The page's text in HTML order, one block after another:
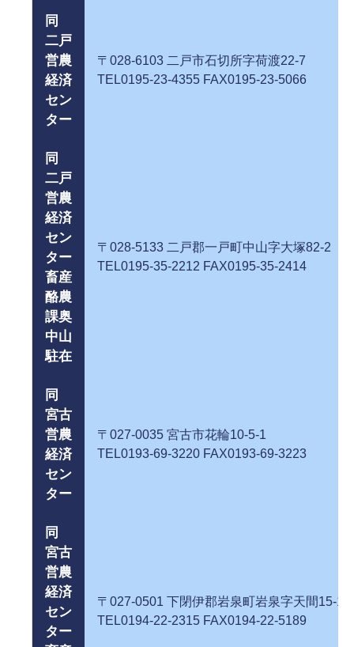
同
二戸
営農
経済
セン
ター
〒028-6103 二戸市石切所字荷
TEL0195-23-4355 FAX0195-23-5066
同
二戸
営農
経済
セン
ター
畜産
酪農
課奥
中山
駐在
〒028-5133 二戸郡一戸町中山字大
TEL0195-35-2212 FAX0195-35-2414
同
宮古
営農
経済
セン
ター
〒027-0035 宮古市花輪
TEL0193-69-3220 FAX0193-69-3223
同
宮古
営農
経済
セン
ター
〒027-0501 下閉伊郡岩泉町岩泉字天
TEL0194-22-2315 FAX0194-22-5189